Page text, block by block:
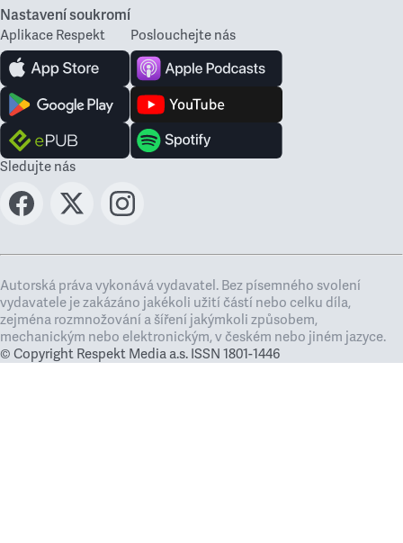
Nastavení soukromí
Aplikace Respekt Poslouchejte nás
Sledujte nás
Autorská práva vykonává vydavatel. Bez písemného svolení
vydavatele je zakázáno jakékoli užití částí nebo celku díla,
zejména rozmnožování a šíření jakýmkoli způsobem,
mechanickým nebo elektronickým, v českém nebo jiném jazyce.
© Copyright Respekt Media a.s. ISSN 1801-1446